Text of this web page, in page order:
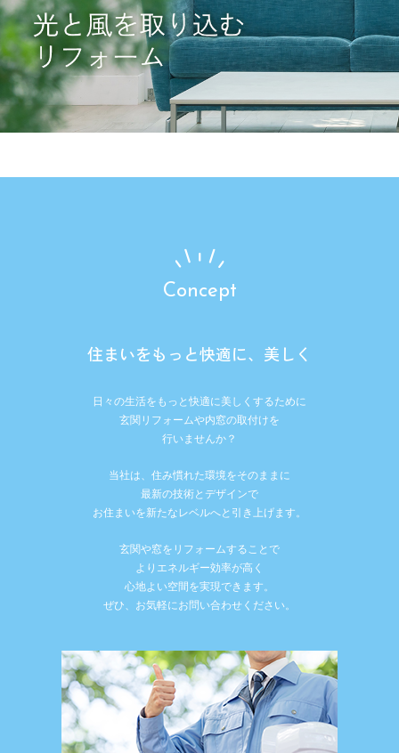
Concept
住まいをもっと快適に、美しく
日々の生活をもっと快適に美しくするために
玄関リフォームや内窓の取付けを
行いませんか？
当社は、住み慣れた環境をそのままに
最新の技術とデザインで
お住まいを新たなレベルへと引き上げます。
玄関や窓をリフォームすることで
よりエネルギー効率が高く
心地よい空間を実現できます。
ぜひ、お気軽にお問い合わせください。